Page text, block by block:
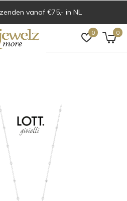
0 0
vanaf €75,- in NL